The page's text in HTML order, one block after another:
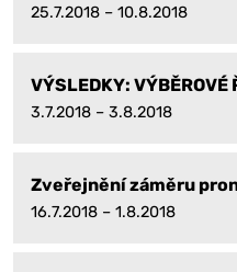
25.7.2018 – 10.8.2018
VÝSLEDKY: VÝBĚROVÉ
3.7.2018 – 3.8.2018
Zveřejnění záměru
16.7.2018 – 1.8.2018